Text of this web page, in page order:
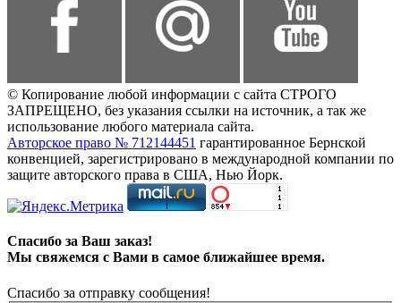
© Копирование любой информации с сайта СТРОГО
ЗАПРЕЩЕНО, без указания ссылки на источник, а так же
использование любого материала сайта.
Авторское право № 712144451 гарантированное Бернской
конвенцией, зарегистрировано в международной компании по
защите авторского права в США, Нью Йорк.
Спасибо за Ваш заказ!
Мы свяжемся с Вами в самое ближайшее время.
Спасибо за отправку сообщения!